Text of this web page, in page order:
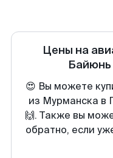
Цены на
Байюнь
😍 Вы можете
из Мурманска в
🙌. Также вы
обратно, если